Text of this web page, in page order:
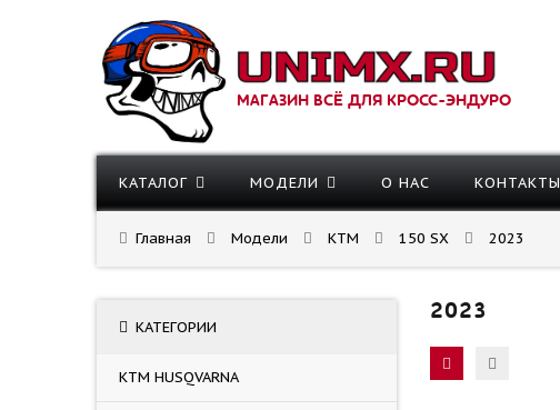
МАГАЗИН ВСЁ ДЛЯ КРОСС-ЭНДУРО
КАТАЛОГ МОДЕЛИ О НАС КОНТАКТЫ
Главная Модели KTM 150 SX 2023
2023
КАТЕГОРИИ
KTM HUSQVARNA